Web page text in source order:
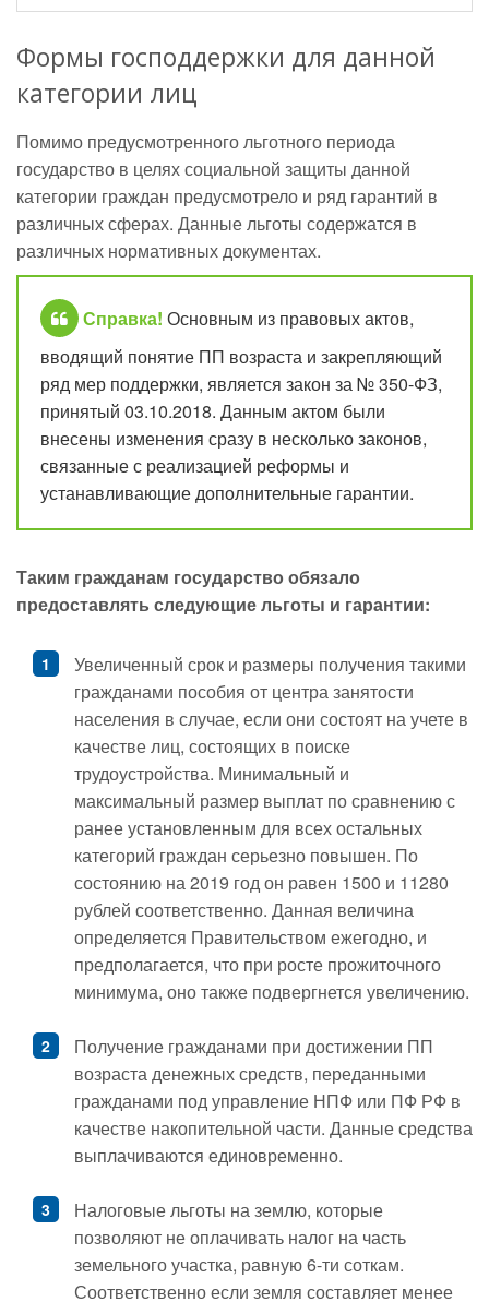
Формы господдержки для данной
категории лиц
Помимо предусмотренного льготного периода
государство в целях социальной защиты данной
категории граждан предусмотрело и ряд гарантий в
различных сферах. Данные льготы содержатся в
различных нормативных документах.
Справка! Основным из правовых актов,
вводящий понятие ПП возраста и закрепляющий
ряд мер поддержки, является закон за № 350-ФЗ,
принятый 03.10.2018. Данным актом были
внесены изменения сразу в несколько законов,
связанные с реализацией реформы и
устанавливающие дополнительные гарантии.
Таким гражданам государство обязало
предоставлять следующие льготы и гарантии:
Увеличенный срок и размеры получения такими
гражданами пособия от центра занятости
населения в случае, если они состоят на учете в
качестве лиц, состоящих в поиске
трудоустройства. Минимальный и
максимальный размер выплат по сравнению с
ранее установленным для всех остальных
категорий граждан серьезно повышен. По
состоянию на 2019 год он равен 1500 и 11280
рублей соответственно. Данная величина
определяется Правительством ежегодно, и
предполагается, что при росте прожиточного
минимума, оно также подвергнется увеличению.
Получение гражданами при достижении ПП
возраста денежных средств, переданными
гражданами под управление НПФ или ПФ РФ в
качестве накопительной части. Данные средства
выплачиваются единовременно.
Налоговые льготы на землю, которые
позволяют не оплачивать налог на часть
земельного участка, равную 6-ти соткам.
Соответственно если земля составляет менее